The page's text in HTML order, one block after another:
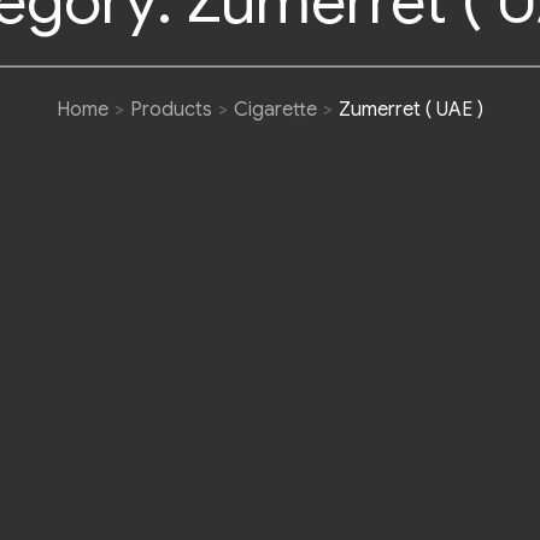
Home Products Cigarette Zumerret ( UAE )